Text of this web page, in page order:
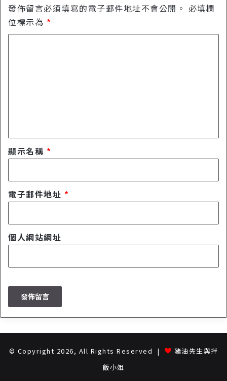
發佈留言必須填寫的電子郵件地址不會公開。 必填欄
位標示為 *
顯示名稱 *
電子郵件地址 *
個人網站網址
© Copyright 2026, All Rights Reserved |
豬油先生與拌
飯小姐